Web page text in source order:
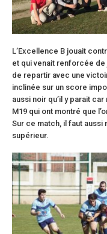
L’Excellence B jouait
et qui venait renforcée de
de repartir avec une
inclinée sur un score
aussi noir qu’il y parait
M19 qui ont montré que
Sur ce match, il faut aussi
supérieur.